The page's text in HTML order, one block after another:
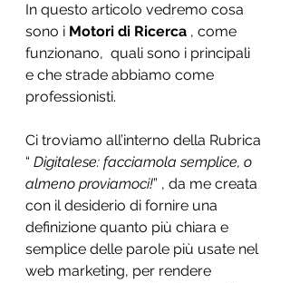
In questo articolo vedremo cosa
sono i Motori di Ricerca , come
funzionano,  quali sono i principali
e che strade abbiamo come
professionisti.
Ci troviamo all’interno della Rubrica
“ Digitalese: facciamola semplice, o
almeno proviamoci!” , da me creata
con il desiderio di fornire una
definizione quanto più chiara e
semplice delle parole più usate nel
web marketing, per rendere